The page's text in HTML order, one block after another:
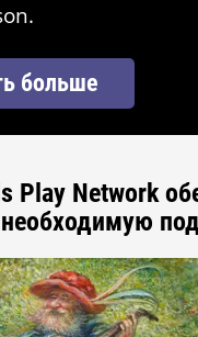
больше
Play Network